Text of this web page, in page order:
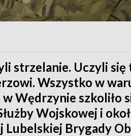
strzelanie. Uczyli się
Wszystko w
Wędrzynie szkoliło
Wojskowej i
Lubelskiej Brygady